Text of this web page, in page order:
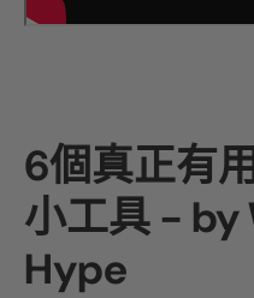
6個真正有
小工具 - by
Hype